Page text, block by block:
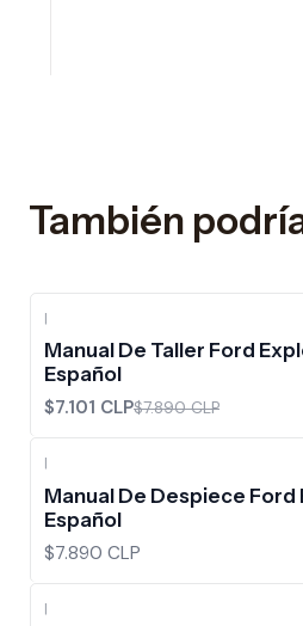
También
|
Manual De Taller Ford
Español
$7.101 CLP$7.890 CLP
|
Manual De Despiece Ford
Español
$7.890 CLP
|